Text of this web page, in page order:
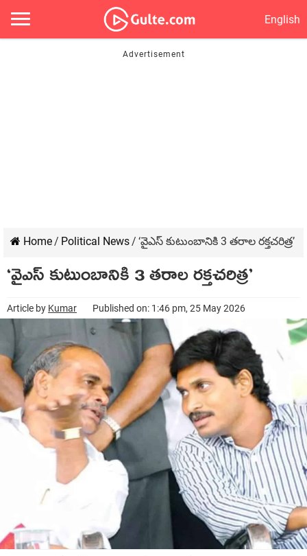
English
Home/ Political News/ ‘వైఎస్ కుటుంబానికి 3 త‌రాల ర‌క్త‌చ‌రిత్ర‌’
‘వైఎస్ కుటుంబానికి 3 త‌రాల ర‌క్త‌చ‌రిత్ర‌’
Article by Kumar Published on: 1:46 pm, 25 May 2026